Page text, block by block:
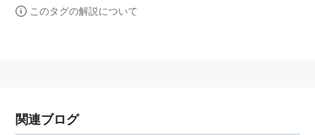
このタグの解説について
関連ブログ